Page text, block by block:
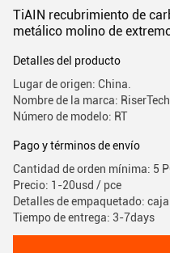
TiAIN recubrimiento de
metálico molino de
Detalles del producto
Lugar de origen: China.
Nombre de la marca:
Número de modelo: RT
Pago y términos de envío
Cantidad de orden mínima: 5
Precio: 1-20usd / pce
Detalles de empaquetado:
Tiempo de entrega: 3-7days